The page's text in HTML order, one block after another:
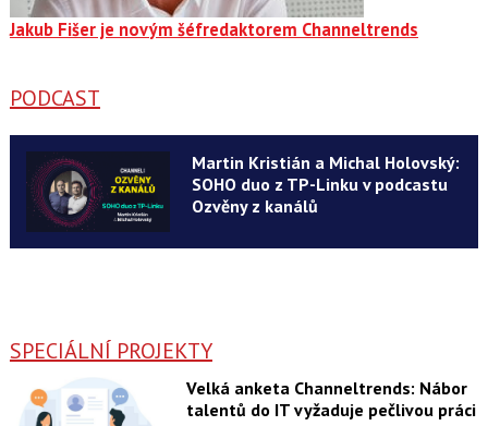
Jakub Fišer je novým šéfredaktorem Channeltrends
PODCAST
Martin Kristián a Michal Holovský:
SOHO duo z TP-Linku v podcastu
Ozvěny z kanálů
SPECIÁLNÍ PROJEKTY
Velká anketa Channeltrends: Nábor
talentů do IT vyžaduje pečlivou práci